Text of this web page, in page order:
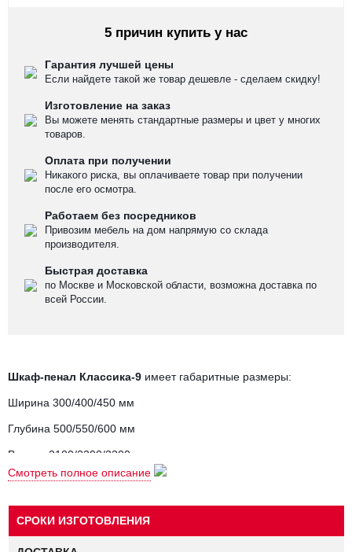
5 причин купить у нас
Гарантия лучшей цены
Если найдете такой же товар дешевле - сделаем скидку!
Изготовление на заказ
Вы можете менять стандартные размеры и цвет у многих
товаров.
Оплата при получении
Никакого риска, вы оплачиваете товар при получении
после его осмотра.
Работаем без посредников
Привозим мебель на дом напрямую со склада
производителя.
Быстрая доставка
по Москве и Московской области, возможна доставка по
всей России.
Шкаф-пенал Классика-9 имеет габаритные размеры:
Ширина 300/400/450 мм
Глубина 500/550/600 мм
Высота 2100/2200/2300 мм
Шкаф-пеналвнутри оборудован антресольной полкой, штангой
Задняя стенка шкафа - МДФ толщиной 4 мм, Белого цвета.
Возможно изготовление по индивидуальным размерам.
Смотреть полное описание
СРОКИ ИЗГОТОВЛЕНИЯ